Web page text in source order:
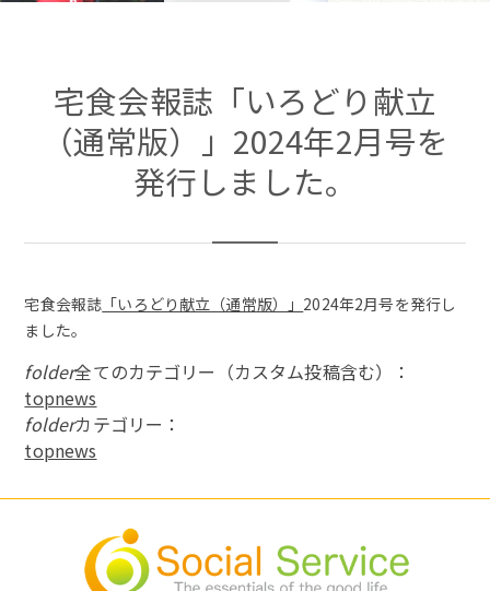
宅食会報誌「いろどり献立
（通常版）」2024年2月号を
発行しました。
宅食会報誌 「いろどり献立（通常版）」 2024年2月号を発行し
ました。
folder全てのカテゴリー（カスタム投稿含む）：
topnews
folderカテゴリー：
topnews